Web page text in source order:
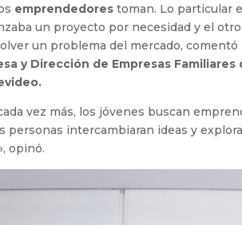
emprendedorestoman. Lo particular
un proyecto por necesidad y el
un problema del mercado, comentó
y Dirección de Empresas Familiares
vez más, los jóvenes buscan
personas intercambiaran ideas y
opinó.